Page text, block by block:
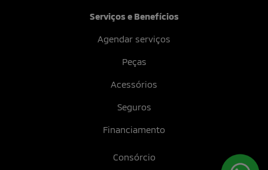
Serviços e Benefícios
Agendar serviços
Peças
Acessórios
Seguros
Financiamento
Consórcio